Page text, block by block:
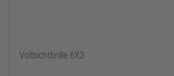
Vollsichtbrille 6X3